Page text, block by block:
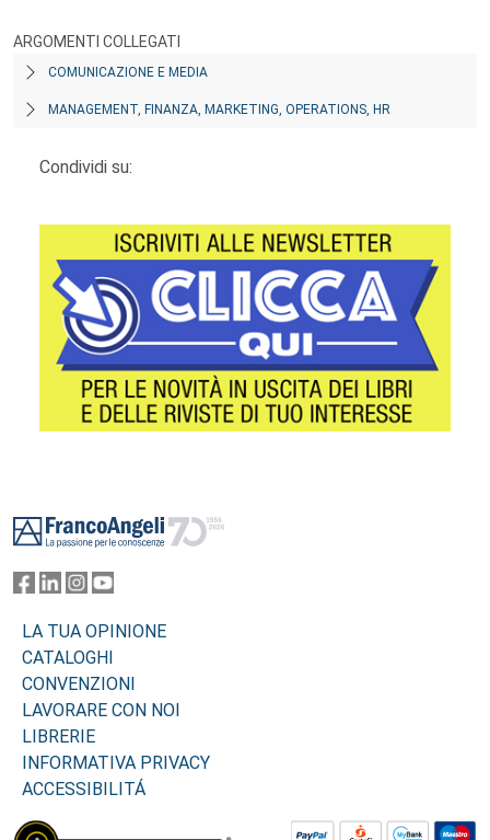
ARGOMENTI COLLEGATI
COMUNICAZIONE E MEDIA
MANAGEMENT, FINANZA, MARKETING, OPERATIONS, HR
Condividi su:
LA TUA OPINIONE
CATALOGHI
CONVENZIONI
LAVORARE CON NOI
LIBRERIE
INFORMATIVA PRIVACY
ACCESSIBILITÁ